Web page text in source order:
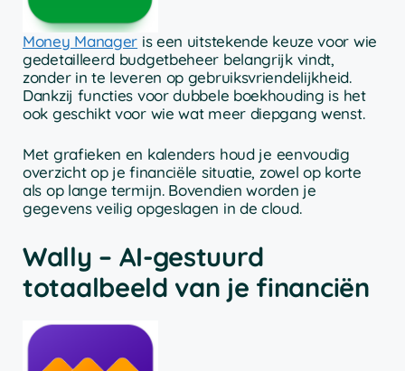
Money Manager is een uitstekende keuze voor wie
gedetailleerd budgetbeheer belangrijk vindt,
zonder in te leveren op gebruiksvriendelijkheid.
Dankzij functies voor dubbele boekhouding is het
ook geschikt voor wie wat meer diepgang wenst.
Met grafieken en kalenders houd je eenvoudig
overzicht op je financiële situatie, zowel op korte
als op lange termijn. Bovendien worden je
gegevens veilig opgeslagen in de cloud.
Wally – AI-gestuurd
totaalbeeld van je financiën